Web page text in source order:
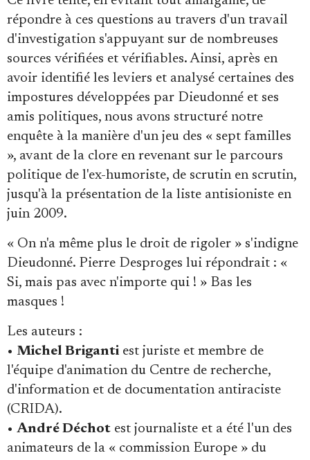
répondre à ces questions au travers d'un travail
d'investigation s'appuyant sur de nombreuses
sources vérifiées et vérifiables. Ainsi, après en
avoir identifié les leviers et analysé certaines des
impostures développées par Dieudonné et ses
amis politiques, nous avons structuré notre
enquête à la manière d'un jeu des « sept familles
», avant de la clore en revenant sur le parcours
politique de l'ex-humoriste, de scrutin en scrutin,
jusqu'à la présentation de la liste antisioniste en
juin 2009.
« On n'a même plus le droit de rigoler » s'indigne
Dieudonné. Pierre Desproges lui répondrait : «
Si, mais pas avec n'importe qui ! » Bas les
masques !
Les auteurs :
• Michel Briganti est juriste et membre de
l'équipe d'animation du Centre de recherche,
d'information et de documentation antiraciste
(CRIDA).
• André Déchot est journaliste et a été l'un des
animateurs de la « commission Europe » du